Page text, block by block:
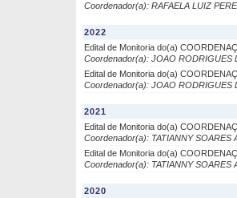
Coordenador(a): RAFAELA LUIZ
2022
Edital de Monitoria do(a)
Coordenador(a): JOAO RODRIGUES
Edital de Monitoria do(a)
Coordenador(a): JOAO RODRIGUES
2021
Edital de Monitoria do(a)
Coordenador(a): TATIANNY SOARES
Edital de Monitoria do(a)
Coordenador(a): TATIANNY SOARES
2020